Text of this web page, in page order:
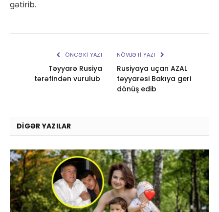
gətirib.
ÖNCƏKI YAZI
Təyyarə Rusiya
tərəfindən vurulub
NÖVBƏTI YAZI
Rusiyaya uçan AZAL
təyyarəsi Bakıya geri
dönüş edib
DIGƏR YAZILAR